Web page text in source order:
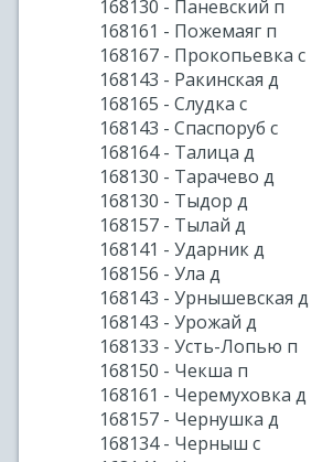
168130 - Паневский п
168161 - Пожемаяг п
168167 - Прокопьевка с
168143 - Ракинская д
168165 - Слудка с
168143 - Спаспоруб с
168164 - Талица д
168130 - Тарачево д
168130 - Тыдор д
168157 - Тылай д
168141 - Ударник д
168156 - Ула д
168143 - Урнышевская д
168143 - Урожай д
168133 - Усть-Лопью п
168150 - Чекша п
168161 - Черемуховка д
168157 - Чернушка д
168134 - Черныш с